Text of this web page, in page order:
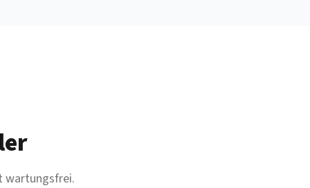
wartungsfrei.